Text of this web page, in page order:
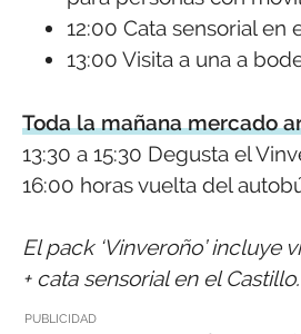
12:00 Cata sensorial en
13:00 Visita a una a
Toda la mañana mercado
13:30 a 15:30 Degusta el
16:00 horas vuelta del
El pack ‘Vinveroño’ incluye
+ cata sensorial en el Castillo.
PUBLICIDAD